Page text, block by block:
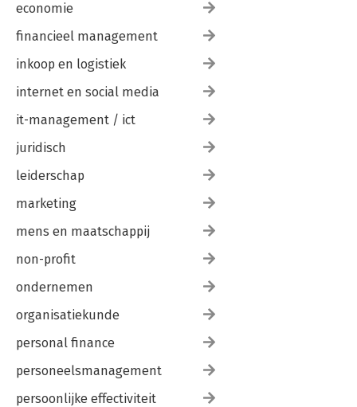
economie
financieel management
inkoop en logistiek
internet en social media
it-management / ict
juridisch
leiderschap
marketing
mens en maatschappij
non-profit
ondernemen
organisatiekunde
personal finance
personeelsmanagement
persoonlijke effectiviteit